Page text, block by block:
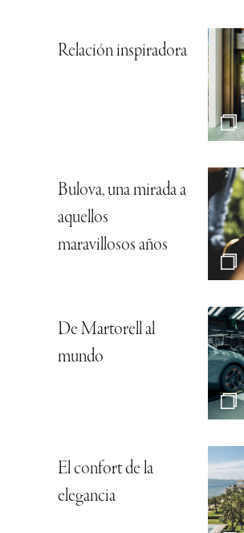
Relación inspiradora
Bulova, una mirada a
aquellos
maravillosos años
De Martorell al
mundo
El confort de la
elegancia